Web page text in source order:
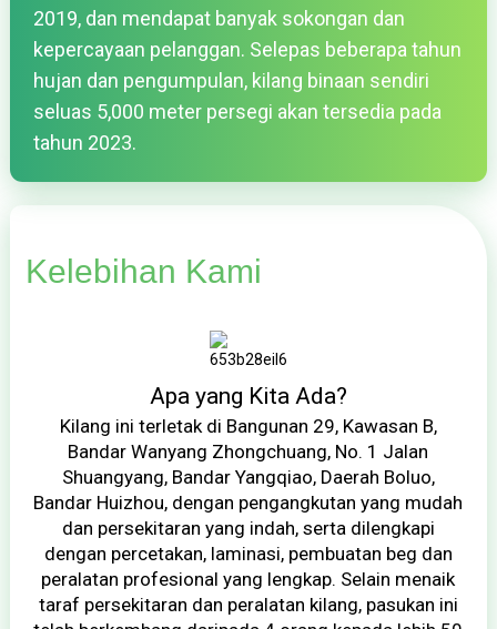
2019, dan mendapat banyak sokongan dan
kepercayaan pelanggan. Selepas beberapa tahun
hujan dan pengumpulan, kilang binaan sendiri
seluas 5,000 meter persegi akan tersedia pada
tahun 2023.
Kelebihan Kami
Apa yang Kita Ada?
Kilang ini terletak di Bangunan 29, Kawasan B,
Bandar Wanyang Zhongchuang, No. 1 Jalan
Shuangyang, Bandar Yangqiao, Daerah Boluo,
Bandar Huizhou, dengan pengangkutan yang mudah
dan persekitaran yang indah, serta dilengkapi
dengan percetakan, laminasi, pembuatan beg dan
peralatan profesional yang lengkap. Selain menaik
taraf persekitaran dan peralatan kilang, pasukan ini